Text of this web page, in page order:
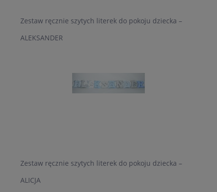
Zestaw ręcznie szytych literek do pokoju dziecka –
ALEKSANDER
Zestaw ręcznie szytych literek do pokoju dziecka –
ALICJA